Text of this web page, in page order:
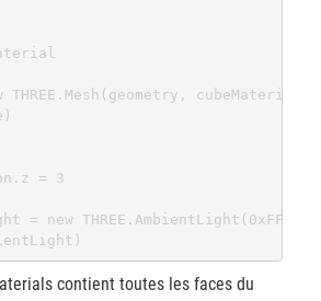
cubeMaterial)
= 3
= new
contient toutes les faces du